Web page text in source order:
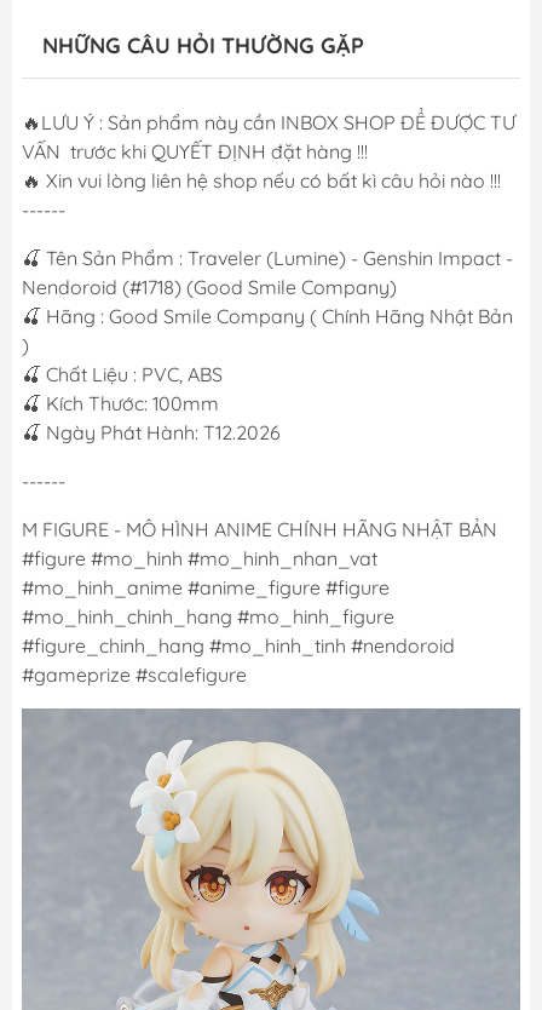
NHỮNG CÂU HỎI THƯỜNG GẶP
🔥LƯU Ý : Sản phẩm này cần INBOX SHOP ĐỂ ĐƯỢC TƯ
VẤN trước khi QUYẾT ĐỊNH đặt hàng !!!
🔥 Xin vui lòng liên hệ shop nếu có bất kì câu hỏi nào !!!
------
🍒 Tên Sản Phẩm : Traveler (Lumine) - Genshin Impact -
Nendoroid (#1718) (Good Smile Company)
🍒 Hãng : Good Smile Company ( Chính Hãng Nhật Bản
)
🍒 Chất Liệu : PVC, ABS
🍒 Kích Thước: 100mm
🍒 Ngày Phát Hành: T12.2026
------
M FIGURE - MÔ HÌNH ANIME CHÍNH HÃNG NHẬT BẢN
#figure #mo_hinh #mo_hinh_nhan_vat
#mo_hinh_anime #anime_figure #figure
#mo_hinh_chinh_hang #mo_hinh_figure
#figure_chinh_hang #mo_hinh_tinh #nendoroid
#gameprize #scalefigure